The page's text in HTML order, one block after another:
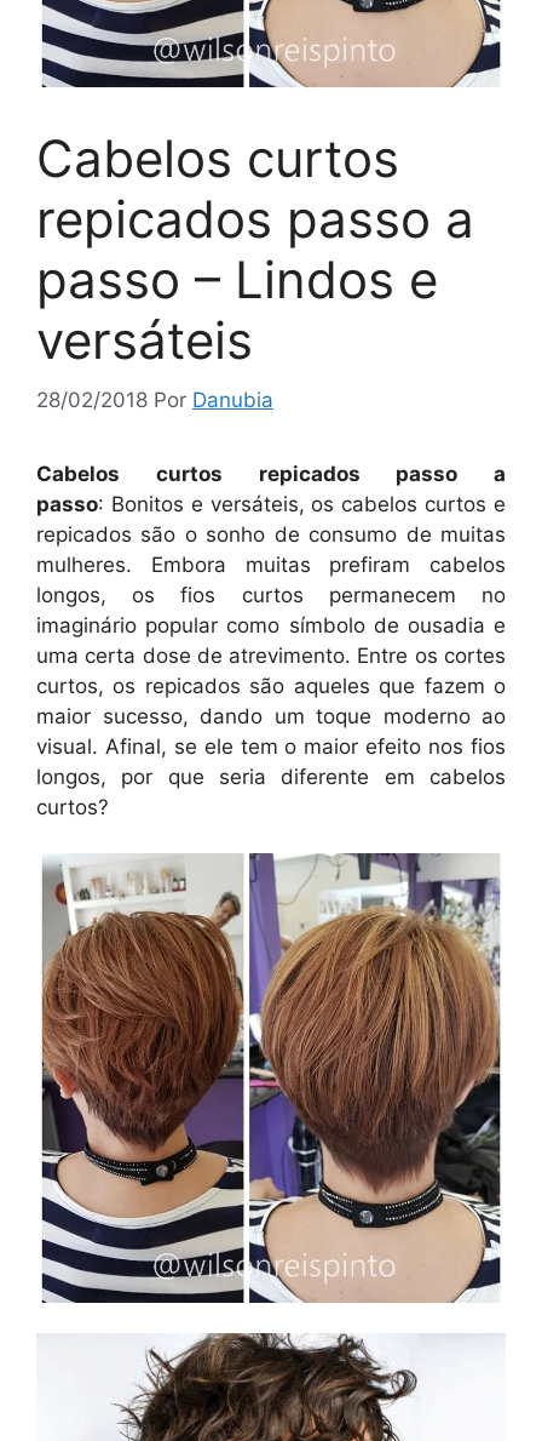
Cabelos curtos
repicados passo a
passo – Lindos e
versáteis
28/02/2018 Por Danubia
Cabelos curtos repicados passo a
passo: Bonitos e versáteis, os cabelos curtos e
repicados são o sonho de consumo de muitas
mulheres. Embora muitas prefiram cabelos
longos, os fios curtos permanecem no
imaginário popular como símbolo de ousadia e
uma certa dose de atrevimento. Entre os cortes
curtos, os repicados são aqueles que fazem o
maior sucesso, dando um toque moderno ao
visual. Afinal, se ele tem o maior efeito nos fios
longos, por que seria diferente em cabelos
curtos?